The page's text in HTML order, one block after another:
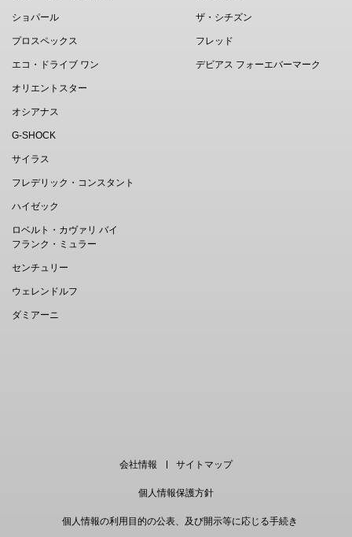
ショパール ザ・シチズン
プロスペックス
エコ・ドライブ ワン
オリエントスター
オシアナス
G-SHOCK
サイラス
フレデリック・コンスタント
ハイゼック
ロベルト・カヴァリ バイ
フランク・ミュラー
センチュリー
ウェレンドルフ
ダミアーニ
フレッド
デビアス フォーエバーマーク
会社情報 サイトマップ
個人情報保護方針
個人情報の利用目的の公表、及び開示等に応じる手続き